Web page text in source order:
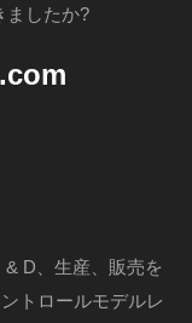
ましたか?
D、生産、販売を
トロールモデルレ